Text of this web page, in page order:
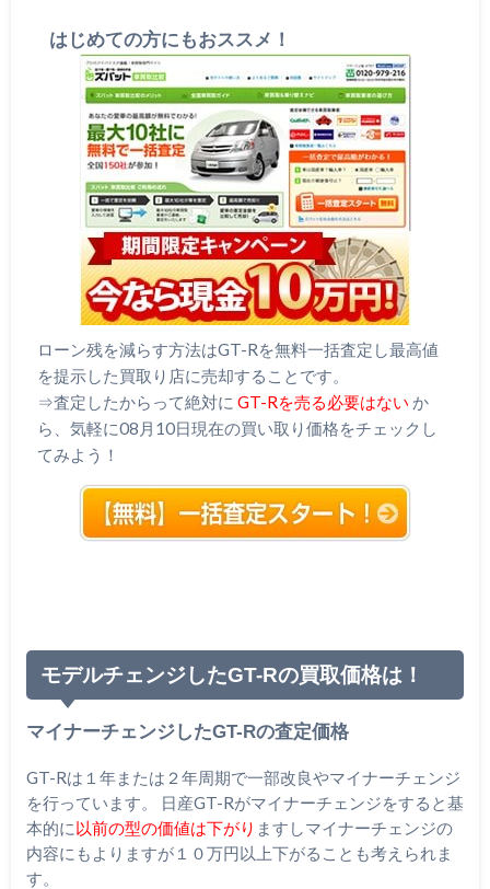
はじめての方にもおススメ！
ローン残を減らす方法はGT-Rを無料一括査定し最高値
を提示した買取り店に売却することです。
⇒査定したからって絶対に GT-Rを売る必要はない か
ら、気軽に08月10日現在の買い取り価格をチェックし
てみよう！
モデルチェンジしたGT-Rの買取価格は！
マイナーチェンジしたGT-Rの査定価格
GT-Rは１年または２年周期で一部改良やマイナーチェンジ
を行っています。 日産GT-Rがマイナーチェンジをすると基
本的に以前の型の価値は下がり ますしマイナーチェンジの
内容にもよりますが１０万円以上下がることも考えられま
す。